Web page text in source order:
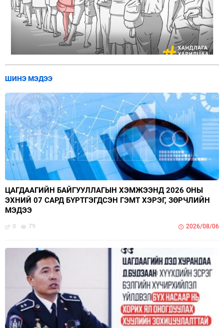
ШИНЭ МЭДЭЭ
ЦАГДААГИЙН БАЙГУУЛЛАГЫН ХЭМЖЭЭНД 2026 ОНЫ
ЭХНИЙ 07 САРД БҮРТГЭГДСЭН ГЭМТ ХЭРЭГ, ЗӨРЧЛИЙН
МЭДЭЭ
0 79 2026/08/06